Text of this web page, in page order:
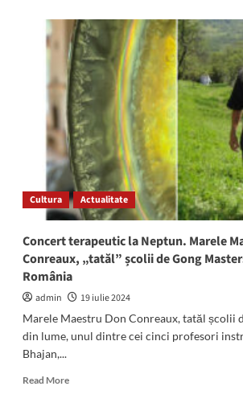
La
2
Mai
a
început
cea
de
a
treia
ediție
a
evenimentului
„Cultură
la
Care
este
programul
oferit
de
teatru,
și
Cultura Actualitate
Concert terapeutic la Neptun. Marele
Conreaux, „tatăl” școlii de Gong
România
admin
19 iulie 2024
Marele Maestru Don Conreaux, tatăl școlii
din lume, unul dintre cei cinci profesori
Bhajan,...
Read MoreRead